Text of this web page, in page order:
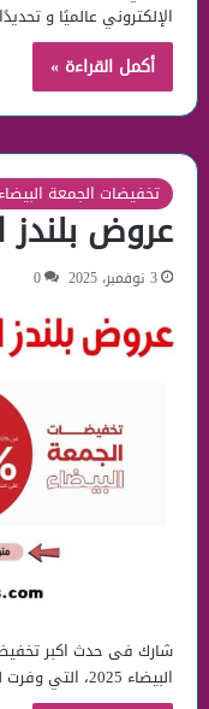
الإلكتروني عالميًا و
أكمل القراءة »
تخفيضات الجمعة البيضاء
عروض بلندز
3 نوفمبر، 2025 0
شارك فى حدث اكبر
البيضاء 2025، التي وفرت لك تخفيضات هائله على مختلف…